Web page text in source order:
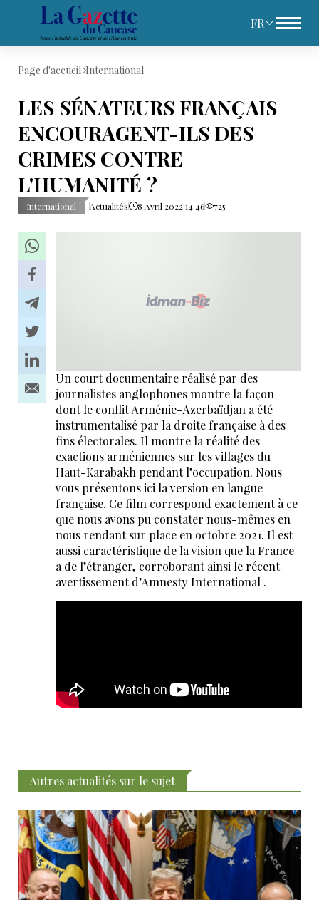
FR
Page d'accueil International
LES SÉNATEURS FRANÇAIS
ENCOURAGENT-ILS DES
CRIMES CONTRE
L'HUMANITÉ ?
International Actualités 8 Avril 2022 14:46 725
Un court documentaire réalisé par des
journalistes anglophones montre la façon
dont le conflit Arménie-Azerbaïdjan a été
instrumentalisé par la droite française à des
fins électorales. Il montre la réalité des
exactions arméniennes sur les villages du
Haut-Karabakh pendant l’occupation. Nous
vous présentons ici la version en langue
française. Ce film correspond exactement à ce
que nous avons pu constater nous-mêmes en
nous rendant sur place en octobre 2021. Il est
aussi caractéristique de la vision que la France
a de l’étranger, corroborant ainsi le récent
avertissement d’Amnesty International .
Autres actualités sur le sujet